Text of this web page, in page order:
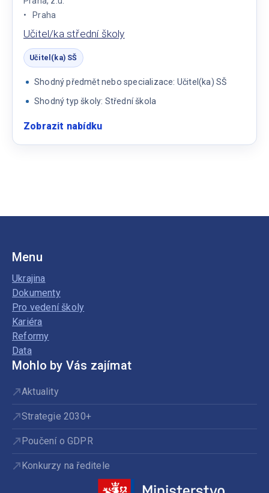
Praha
Učitel/ka střední školy
Učitel(ka) SŠ
Shodný předmět nebo specializace: Učitel(ka) SŠ
Shodný typ školy: Střední škola
Zobrazit nabídku:
Menu
Ukrajina
Dokumenty
Pro vedení školy
Kariéra
Reformy
Data
Mohlo by Vás zajímat
Aktuality
Strategie 2030+
Poučení o GDPR
Konkurzy na ředitele